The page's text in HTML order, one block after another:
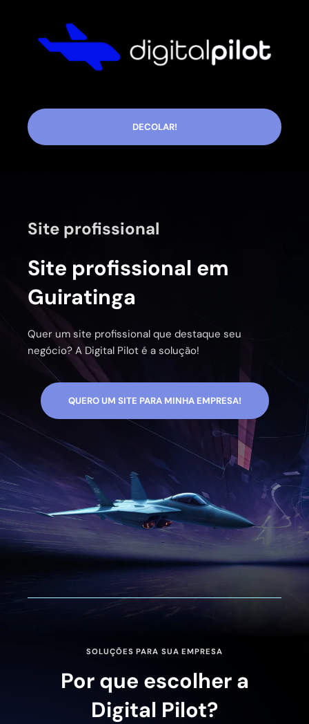
DECOLAR!
Site profissional
Site profissional em
Guiratinga
Quer um site profissional que destaque seu
negócio? A Digital Pilot é a solução!
QUERO UM SITE PARA MINHA EMPRESA!
SOLUÇÕES PARA SUA EMPRESA
Por que escolher a
Digital Pilot?